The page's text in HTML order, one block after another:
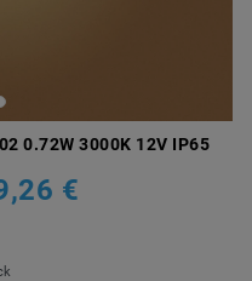
0.72W 3000K 12V IP65
€